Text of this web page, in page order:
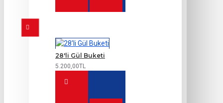
28'li Gül Buketi
5.200,00TL